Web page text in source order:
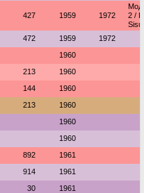
427 1959 1972
2 /
472 1959 1972
1960
213 1960
144 1960
213 1960
1960
1960
892 1961
914 1961
30 1961